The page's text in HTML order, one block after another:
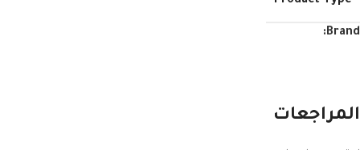
Brand:
المراجعات